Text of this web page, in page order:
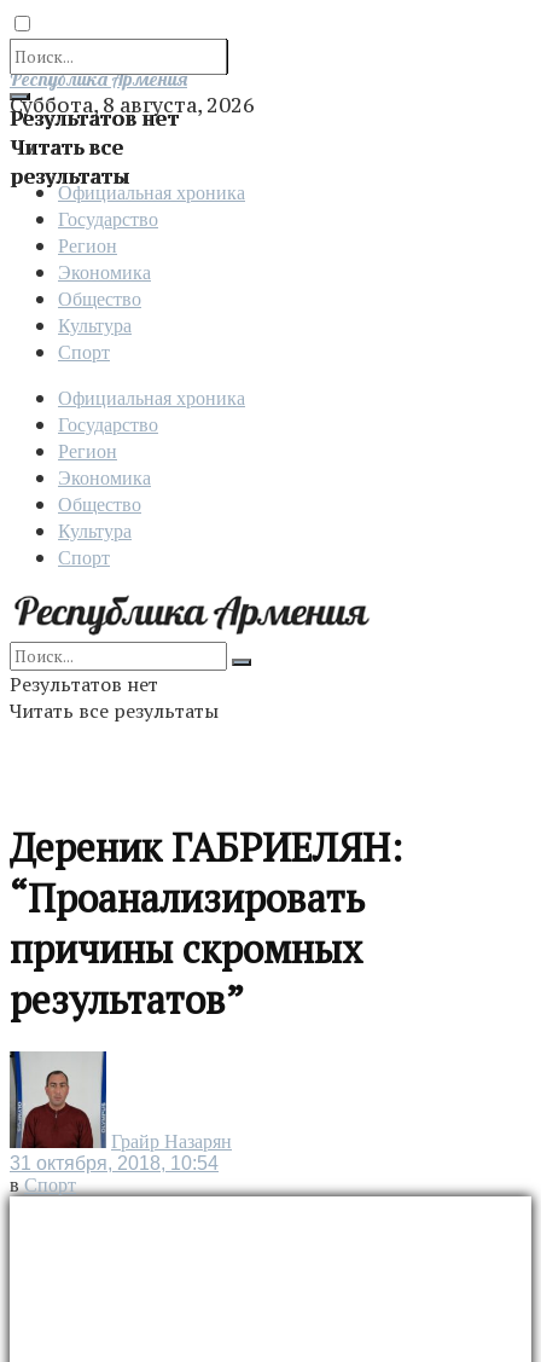
Результатов нет
Читать все
результаты
Отправить
Республика Армения
Суббота, 8 августа, 2026
Официальная хроника
Государство
Регион
Экономика
Общество
Культура
Спорт
Официальная хроника
Государство
Регион
Экономика
Общество
Культура
Спорт
Результатов нет
Читать все результаты
Дереник ГАБРИЕЛЯН:
“Проанализировать
причины скромных
результатов”
Грайр Назарян
31 октября, 2018, 10:54
в Спорт